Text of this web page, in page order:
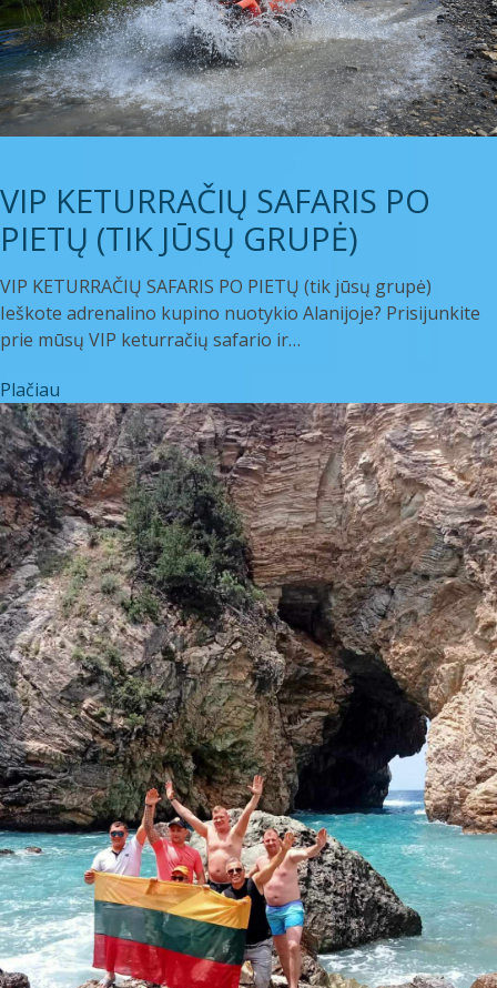
VIP KETURRAČIŲ SAFARIS PO
PIETŲ (TIK JŪSŲ GRUPĖ)
VIP KETURRAČIŲ SAFARIS PO PIETŲ (tik jūsų grupė)
Ieškote adrenalino kupino nuotykio Alanijoje? Prisijunkite
prie mūsų VIP keturračių safario ir…
Plačiau